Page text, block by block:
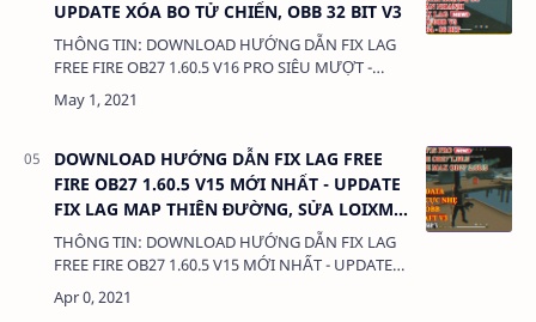
UPDATE XÓA BO TỬ CHIẾN, OBB 32 BIT V3
THÔNG TIN: DOWNLOAD HƯỚNG DẪN FIX LAG
FREE FIRE OB27 1.60.5 V16 PRO SIÊU MƯỢT -
UPDATE XÓA BO TỬ CHIẾN, OBB 32 BIT V3
DOWNLOAD HƯỚNG DẪN FIX LAG FREE
FIRE OB27 1.60.5 V15 MỚI NHẤT - UPDATE
FIX LAG MAP THIÊN ĐƯỜNG, SỬA LOIXM,
TỐI ƯU DATA FULL
THÔNG TIN: DOWNLOAD HƯỚNG DẪN FIX LAG
FREE FIRE OB27 1.60.5 V15 MỚI NHẤT - UPDATE
FIX LAG MAP THIÊN ĐƯỜNG, SỬA LOIXM, TỐI
ƯU DATA FULL DUNG LƯỢNG: 380 Kb LIÊN